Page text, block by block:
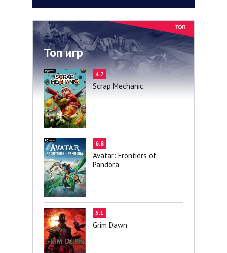
Топ игр
4.7
Scrap Mechanic
6.8
Avatar: Frontiers of
Pandora
5.1
Grim Dawn